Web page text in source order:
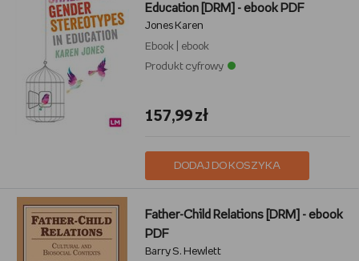
Education [DRM] - ebook PDF
Jones Karen
Ebook
ebook
Produkt cyfrowy
157,99 zł
DODAJ DO KOSZYKA
Father-Child Relations [DRM] - ebook
PDF
Barry S. Hewlett